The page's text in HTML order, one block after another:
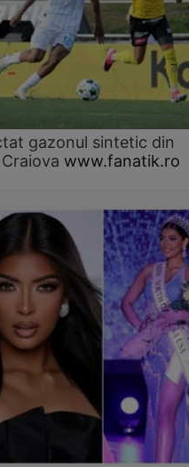
gazonul sintetic din
www.fanatik.ro